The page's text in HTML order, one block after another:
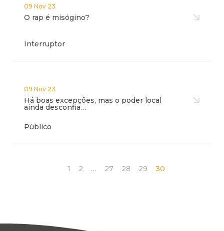
09 Nov 23
O rap é misógino?
Interruptor
09 Nov 23
Há boas excepções, mas o poder local
ainda desconfia…
Público
1 2 … 27 28 29 30